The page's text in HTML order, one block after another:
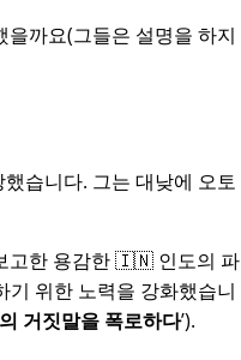
을까요(그들은 설명을 하지
습니다. 그는 대낮에 오토
고한 용감한 🇮🇳 인도의 파
위한 노력을 강화했습니
거짓말을 폭로하다).